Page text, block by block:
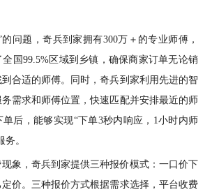
的问题，奇兵到家拥有300万 ＋ 的专业师傅，
国 99.5%区域到乡镇，确保商家订单无论销
合适的师傅。 同时，奇兵到家利用先进的智
需求和师傅位置，快速匹配并安排最近的师
单后，能够 实现“下单3秒内响应，1小时内师
。
象，奇兵到家提供三种报价模式：一口价下
价。三种报价方式根据需求选择，平台收费